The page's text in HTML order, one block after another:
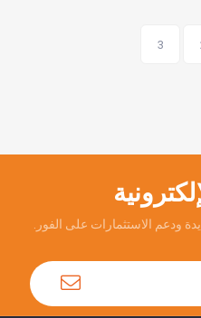
3
ودعم الاستثمارات على الفور.